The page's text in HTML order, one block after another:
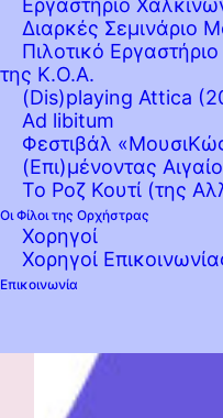
Εργαστήριo
Διαρκές Σεμινάριο
Πιλοτικό
της Κ.Ο.Α.
(Dis)playing Attica
Ad libitum
Φεστιβάλ
(Επι)μένοντας Αιγαίο
Το Ροζ Κουτί (της
Οι Φίλοι της Ορχήστρας
Χορηγοί
Χορηγοί
Επικοινωνία